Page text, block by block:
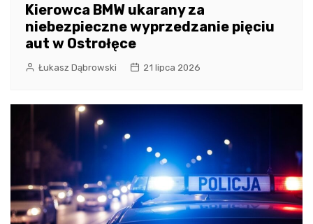
Kierowca BMW ukarany za
niebezpieczne wyprzedzanie pięciu
aut w Ostrołęce
Łukasz Dąbrowski 21 lipca 2026